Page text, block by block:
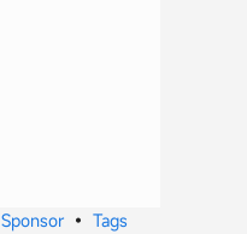
Sponsor• Tags